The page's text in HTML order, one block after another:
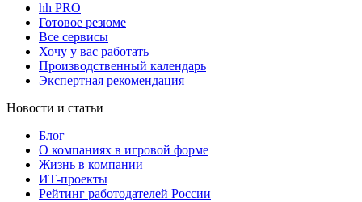
hh PRO
Готовое резюме
Все сервисы
Хочу у вас работать
Производственный календарь
Экспертная рекомендация
Новости и статьи
Блог
О компаниях в игровой форме
Жизнь в компании
ИТ-проекты
Рейтинг работодателей России